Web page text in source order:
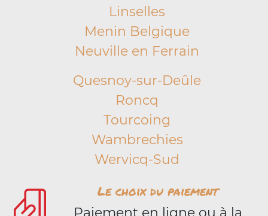
Linselles
Menin Belgique
Neuville en Ferrain
Quesnoy-sur-Deûle
Roncq
Tourcoing
Wambrechies
Wervicq-Sud
Le choix du paiement
Paiement en ligne ou à la